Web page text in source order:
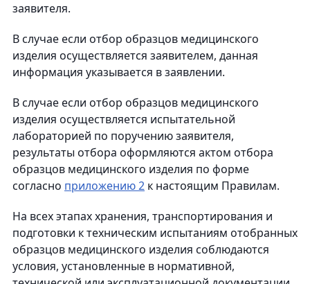
заявителя.
В случае если отбор образцов медицинского
изделия осуществляется заявителем, данная
информация указывается в заявлении.
В случае если отбор образцов медицинского
изделия осуществляется испытательной
лабораторией по поручению заявителя,
результаты отбора оформляются актом отбора
образцов медицинского изделия по форме
согласно приложению 2 к настоящим Правилам.
На всех этапах хранения, транспортирования и
подготовки к техническим испытаниям отобранных
образцов медицинского изделия соблюдаются
условия, установленные в нормативной,